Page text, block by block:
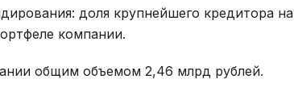
доля крупнейшего кредитора на
компании.
общим объемом 2,46 млрд рублей.